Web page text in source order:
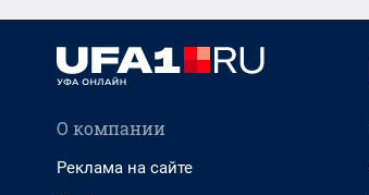
О компании
Реклама на сайте